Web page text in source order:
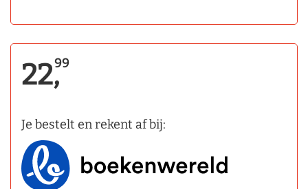
22,99
Je bestelt en rekent af bij: